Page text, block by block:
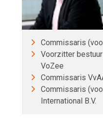
Commissaris
Voorzitter
VoZee
Commissaris
Commissaris
International B.V.